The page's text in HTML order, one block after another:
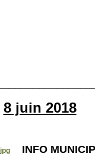
8 juin 2018
INFO